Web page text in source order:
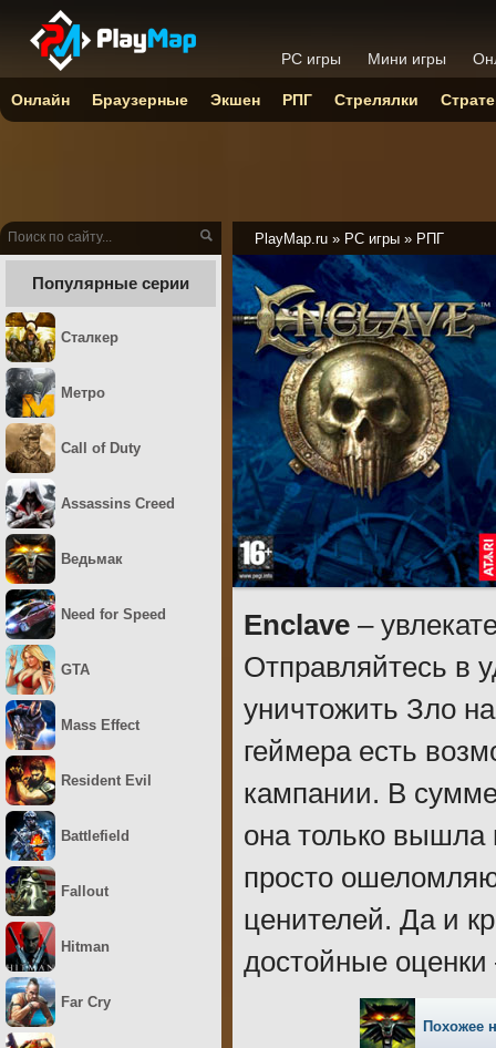
PlayMap.ru » PC игры » РПГ
Enclave –
Отправляйтесь в
уничтожить Зло
геймера есть
кампании. В
она только
просто
ценителей. Да и
достойные
Похожее
Популярные серии
Сталкер
Метро
Call of Duty
Assassins Creed
Ведьмак
Need for Speed
GTA
Mass Effect
Resident Evil
Battlefield
Fallout
Hitman
Far Cry
PC игры Мини игры
Онлайн Браузерные Экшен РПГ Стрелялки